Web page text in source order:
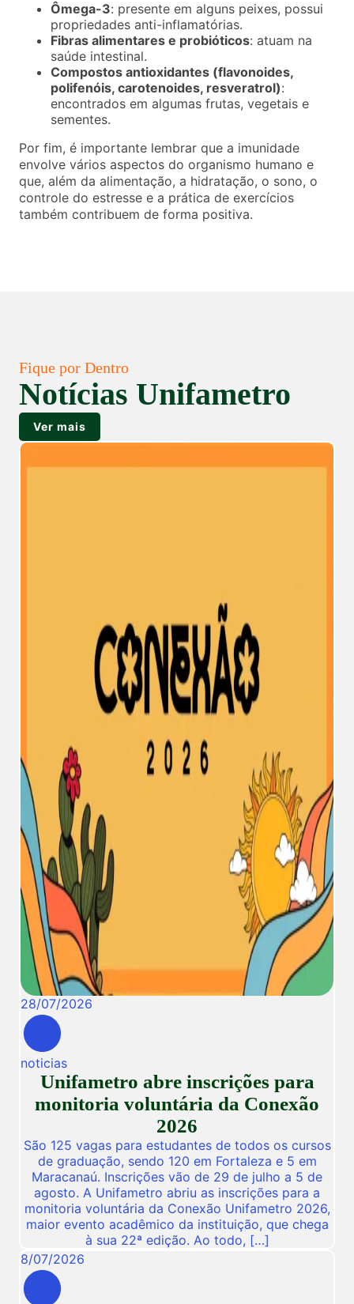
Ômega-3: presente em alguns peixes, possui
propriedades anti-inflamatórias.
Fibras alimentares e probióticos: atuam na
saúde intestinal.
Compostos antioxidantes (flavonoides,
polifenóis, carotenoides, resveratrol):
encontrados em algumas frutas, vegetais e
sementes.
Por fim, é importante lembrar que a imunidade
envolve vários aspectos do organismo humano e
que, além da alimentação, a hidratação, o sono, o
controle do estresse e a prática de exercícios
também contribuem de forma positiva.
Fique por Dentro
Notícias Unifametro
Ver mais
28/07/2026
noticias
Unifametro abre inscrições para
monitoria voluntária da Conexão
2026
São 125 vagas para estudantes de todos os cursos
de graduação, sendo 120 em Fortaleza e 5 em
Maracanaú. Inscrições vão de 29 de julho a 5 de
agosto. A Unifametro abriu as inscrições para a
monitoria voluntária da Conexão Unifametro 2026,
maior evento acadêmico da instituição, que chega
à sua 22ª edição. Ao todo, […]
8/07/2026